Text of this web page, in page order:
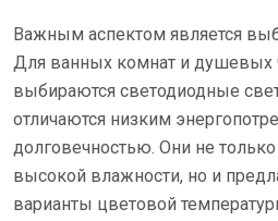
Важным аспектом является
Для ванных комнат и душевых
выбираются светодиодные
отличаются низким
долговечностью. Они не
высокой влажности, но и
варианты цветовой